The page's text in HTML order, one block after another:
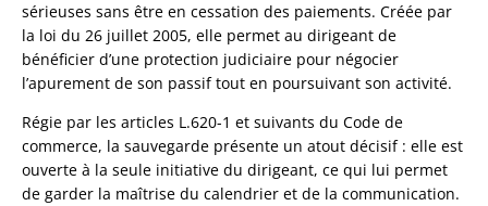
sérieuses sans être en cessation des paiements. Créée par
la loi du 26 juillet 2005, elle permet au dirigeant de
bénéficier d’une protection judiciaire pour négocier
l’apurement de son passif tout en poursuivant son activité.
Régie par les articles L.620-1 et suivants du Code de
commerce, la sauvegarde présente un atout décisif : elle est
ouverte à la seule initiative du dirigeant, ce qui lui permet
de garder la maîtrise du calendrier et de la communication.